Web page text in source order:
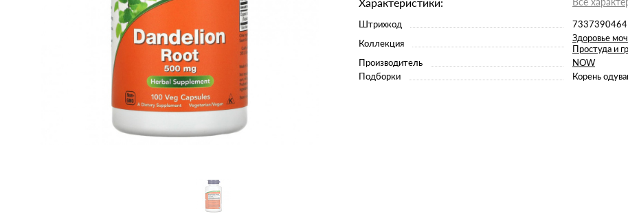
Штрихкод
Коллекция
Здоровье
Простуда и
Производитель
NOW
Подборки
Корень